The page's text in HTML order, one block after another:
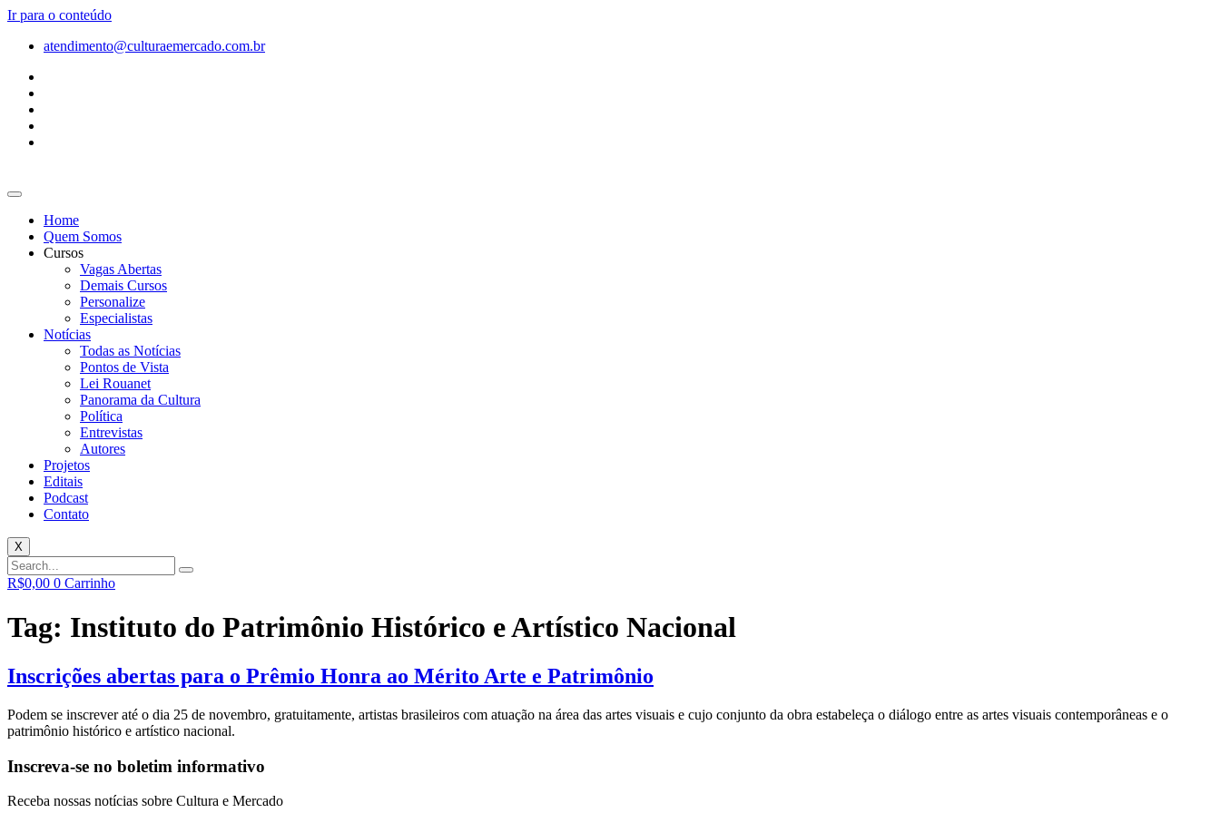
Ir para o conteúdo
atendimento@culturaemercado.com.br
Home
Quem Somos
Cursos
Vagas Abertas
Demais Cursos
Personalize
Especialistas
Notícias
Todas as Notícias
Pontos de Vista
Lei Rouanet
Panorama da Cultura
Política
Entrevistas
Autores
Projetos
Editais
Podcast
Contato
X
R$0,00 0 Carrinho
Tag: Instituto do Patrimônio Histórico e Artístico Nacional
Inscrições abertas para o Prêmio Honra ao Mérito Arte e Patrimônio
Podem se inscrever até o dia 25 de novembro, gratuitamente, artistas brasileiros com atuação na área das artes visuais e cujo conjunto da obra estabeleça o diálogo entre as artes visuais contemporâneas e o
patrimônio histórico e artístico nacional.
Inscreva-se no boletim informativo
Receba nossas notícias sobre Cultura e Mercado